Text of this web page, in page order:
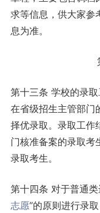
求等信息，供大家参
息为准。
第十三条 学校的录取
在省级招生主管部门
择优录取。录取工作
门核准备案的录取考
录取考生。
第十四条 对于普通
志愿”的原则进行录